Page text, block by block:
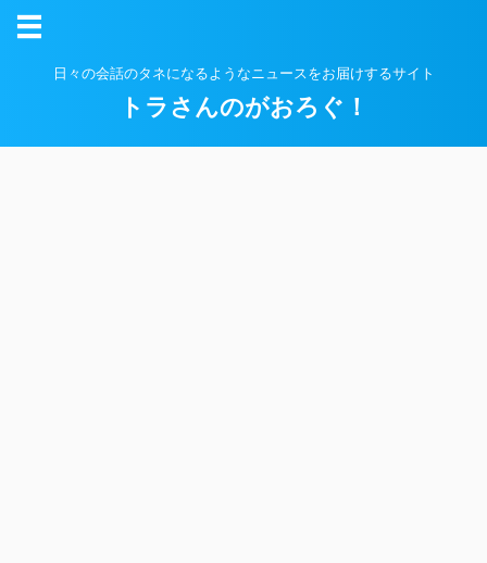
日々の会話のタネになるようなニュースをお届けするサイト
トラさんのがおろぐ！